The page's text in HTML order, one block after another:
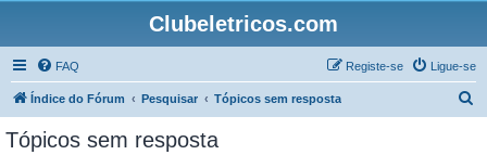
Clubeletricos.com
FAQ Ligue-se
Registe-se
Índice do Fórum Pesquisar Tópicos sem resposta
Tópicos sem resposta